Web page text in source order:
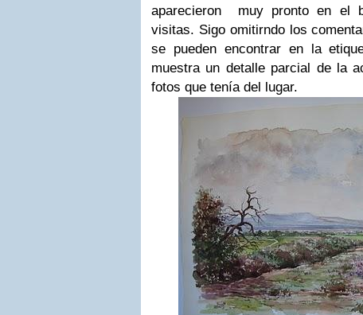
aparecieron muy pronto en el
visitas. Sigo omitirndo los
se pueden encontrar en la
muestra un detalle parcial de la
fotos que tenía del lugar.